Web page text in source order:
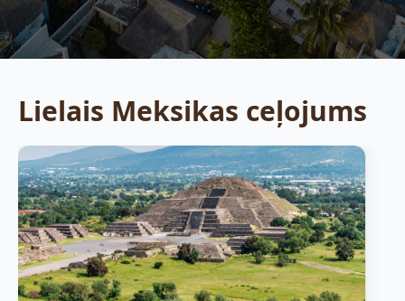
Lielais Meksikas ceļojums